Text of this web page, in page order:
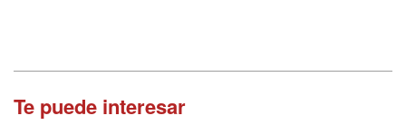
Te puede interesar